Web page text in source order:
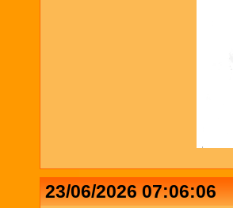
23/06/2026 07:06:06